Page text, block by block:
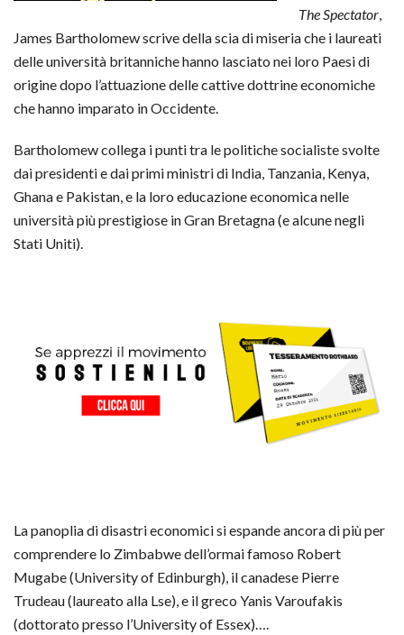
The Spectator
James Bartholomew scrive della scia di miseria che i laureati
delle università britanniche hanno lasciato nei loro Paesi di
origine dopo l’attuazione delle cattive dottrine economiche
che hanno imparato in Occidente.
Bartholomew collega i punti tra le politiche socialiste svolte
dai presidenti e dai primi ministri di India, Tanzania, Kenya,
Ghana e Pakistan, e la loro educazione economica nelle
università più prestigiose in Gran Bretagna (e alcune negli
Stati Uniti).
La panoplia di disastri economici si espande ancora di più per
comprendere lo Zimbabwe dell’ormai famoso Robert
Mugabe (University of Edinburgh), il canadese Pierre
Trudeau (laureato alla Lse), e il greco Yanis Varoufakis
(dottorato presso l’University of Essex)….